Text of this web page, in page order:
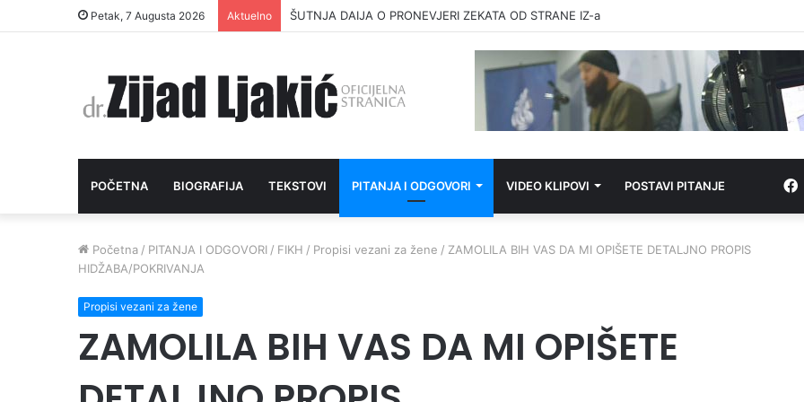
Petak, 7 Augusta 2026 Aktuelno ŠUTNJA DAIJA O PRONEVJERI ZEKATA OD STRANE IZ-a
POČETNA BIOGRAFIJA TEKSTOVI PITANJA I ODGOVORI VIDEO KLIPOVI POSTAVI PITANJE
Početna / PITANJA I ODGOVORI / FIKH / Propisi vezani za žene / ZAMOLILA BIH VAS DA MI OPIŠETE DETALJNO PROPIS
HIDŽABA/POKRIVANJA
Propisi vezani za žene
ZAMOLILA BIH VAS DA MI OPIŠETE